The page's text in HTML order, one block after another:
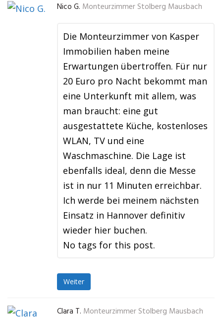
Nico G. Monteurzimmer Stolberg Mausbach
Die Monteurzimmer von Kasper
Immobilien haben meine
Erwartungen übertroffen. Für nur
20 Euro pro Nacht bekommt man
eine Unterkunft mit allem, was
man braucht: eine gut
ausgestattete Küche, kostenloses
WLAN, TV und eine
Waschmaschine. Die Lage ist
ebenfalls ideal, denn die Messe
ist in nur 11 Minuten erreichbar.
Ich werde bei meinem nächsten
Einsatz in Hannover definitiv
wieder hier buchen.
No tags for this post.
Weiter
Clara T. Monteurzimmer Stolberg Mausbach